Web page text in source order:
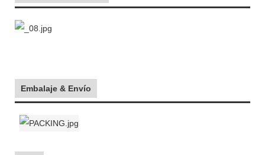
Embalaje & Envío